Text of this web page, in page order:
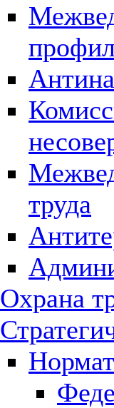
труда
Охрана